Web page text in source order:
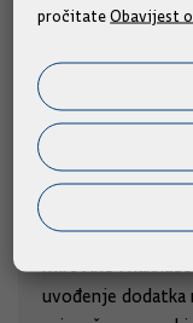
Povećavaju
i uvodi
Zakonske
mirovina
mirovine i
uvođenje dodatka
pročitateObavijest